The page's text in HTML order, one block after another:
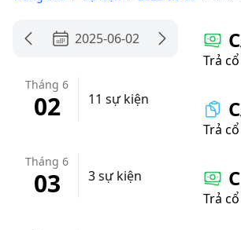
2025-06-02
Tháng 6
02 11 sự kiện
Tháng 6
03 3 sự kiện
Trả
Trả
Trả